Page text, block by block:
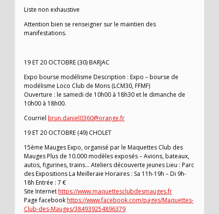
Liste non exhaustive
Attention bien se renseigner sur le maintien des
manifestations.
19 ET 20 OCTOBRE (30) BARJAC
Expo bourse modélisme Description : Expo – bourse de
modélisme Loco Club de Mons (LCM30, FFMF)
Ouverture : le samedi de 10h00 à 18h30 et le dimanche de
10h00 à 18h00.
Courriel brun.daniel0360@orange.fr
19 ET 20 OCTOBRE (49) CHOLET
15ème Mauges Expo, organisé par le Maquettes Club des
Mauges Plus de 10.000 modèles exposés – Avions, bateaux,
autos, figurines, trains… Ateliers découverte jeunes Lieu : Parc
des Expositions La Meilleraie Horaires : Sa 11h-19h – Di 9h-
18h Entrée : 7 €
Site Internethttps://www.maquettesclubdesmauges.fr
Page facebookhttps://www.facebook.com/pages/Maquettes-
Club-des-Mauges/384939254896379